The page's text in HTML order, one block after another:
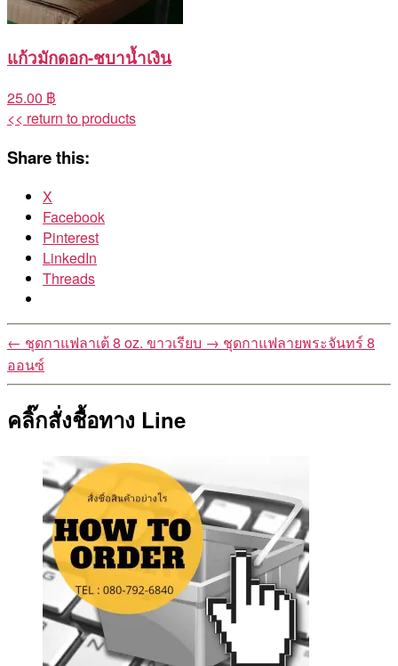
แก้วมักดอก-ชบาน้ำเงิน
25.00 ฿
<< return to products
Share this:
X
Facebook
Pinterest
LinkedIn
Threads
← ชุดกาแฟลาเต้ 8 oz. ขาวเรียบ → ชุดกาแฟลายพระจันทร์ 8
ออนซ์
คลิ๊กสั่งชื้อทาง Line